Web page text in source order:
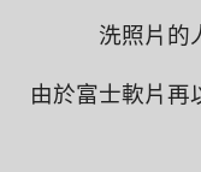
洗照片的
由於富士軟片再